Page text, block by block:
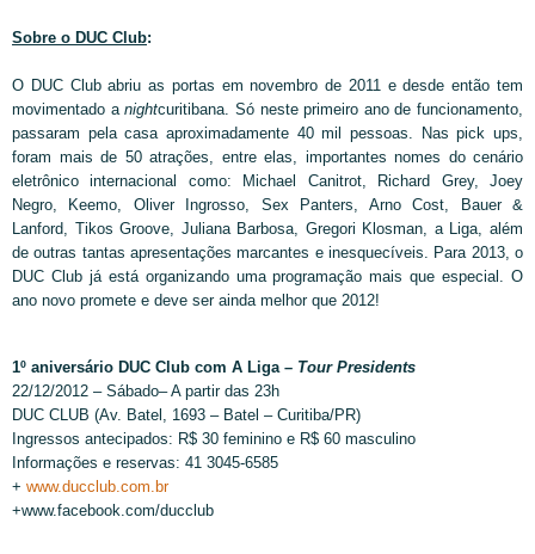
Sobre o DUC Club:
O DUC Club abriu as portas em novembro de 2011 e desde então tem
movimentado anightcuritibana. Só neste primeiro ano de funcionamento,
passaram pela casa aproximadamente 40 mil pessoas. Nas pick ups,
foram mais de 50 atrações, entre elas, importantes nomes do cenário
eletrônico internacional como: Michael Canitrot, Richard Grey, Joey
Negro, Keemo, Oliver Ingrosso, Sex Panters, Arno Cost, Bauer &
Lanford, Tikos Groove, Juliana Barbosa, Gregori Klosman, a Liga, além
de outras tantas apresentações marcantes e inesquecíveis. Para 2013, o
DUC Club já está organizando uma programação mais que especial. O
ano novo promete e deve ser ainda melhor que 2012!
1º aniversário DUC Club com A Liga – Tour Presidents
22/12/2012 – Sábado– A partir das 23h
DUC CLUB (Av. Batel, 1693 – Batel – Curitiba/PR)
Ingressos antecipados: R$ 30 feminino e R$ 60 masculino
Informações e reservas: 41 3045-6585
+ www.ducclub.com.br
+www.facebook.com/ducclub